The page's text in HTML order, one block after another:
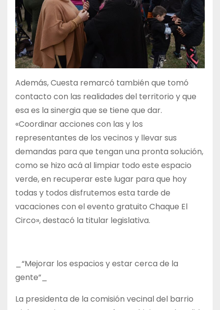
Además, Cuesta remarcó también que tomó
contacto con las realidades del territorio y que
esa es la sinergia que se tiene que dar.
«Coordinar acciones con las y los
representantes de los vecinos y llevar sus
demandas para que tengan una pronta solución,
como se hizo acá al limpiar todo este espacio
verde, en recuperar este lugar para que hoy
todas y todos disfrutemos esta tarde de
vacaciones con el evento gratuito Chaque El
Circo», destacó la titular legislativa.
_“Mejorar los espacios y estar cerca de la
gente”_
La presidenta de la comisión vecinal del barrio